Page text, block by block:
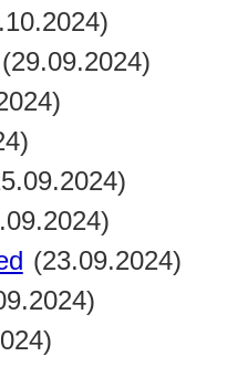
(29.09.2024)
(23.09.2024)